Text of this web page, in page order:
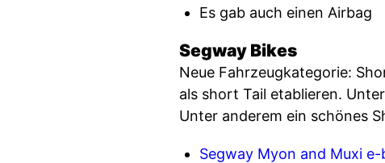
Es gab auch einen Airbag
Segway Bikes
Neue Fahrzeugkategorie:
als short Tail etablieren.
Unter anderem ein schönes
Segway Myon and Muxi